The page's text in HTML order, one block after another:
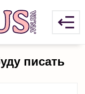
писать